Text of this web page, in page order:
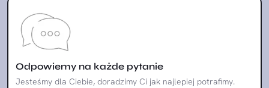
Odpowiemy na każde pytanie
Jesteśmy dla Ciebie, doradzimy Ci jak najlepiej potrafimy.